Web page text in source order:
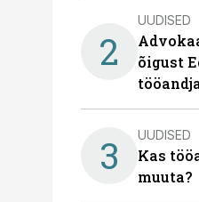
2
UUDISED
õigust
3 UUDISED
Kas
muuta?